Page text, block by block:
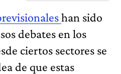
han sido
debates en los
ciertos sectores se
de que estas